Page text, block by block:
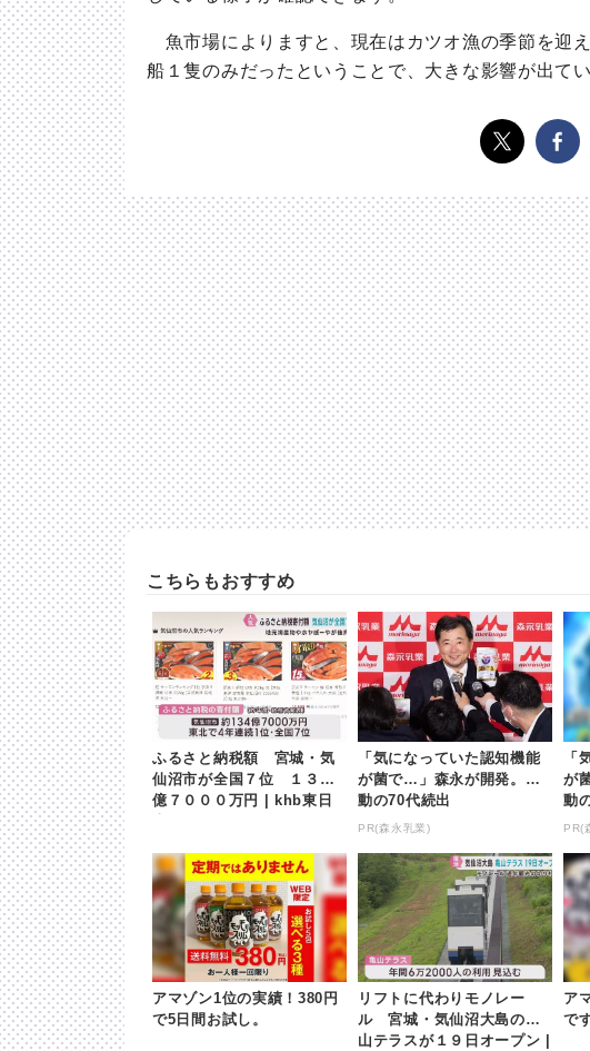
魚市場によりますと、現在はカツオ漁の季節を迎
船１隻のみだったということで、大きな影響が出てい
こちらもおすすめ
ふるさと納税額 宮城・気
仙沼市が全国７位 １３４
億７０００万円 | khb東日
「気になっていた認知機能
が菌で…」森永が開発。感
動の70代続出
PR(森永乳業)
「
が
動
PR(
アマゾン1位の実績！380円
で5日間お試し。
リフトに代わりモノレー
ル 宮城・気仙沼大島の亀
山テラスが１９日オープン |
ア
で